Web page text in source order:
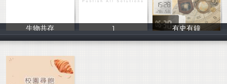
生物共存
11331063
1
1
有史有鐘
林躍峰